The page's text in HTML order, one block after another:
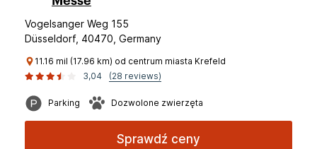
Vogelsanger Weg 155
Düsseldorf, 40470, Germany
11.16 mil (17.96 km) od centrum miasta Krefeld
3,04
(28 reviews)
Parking Dozwolone zwierzęta
Sprawdź ceny